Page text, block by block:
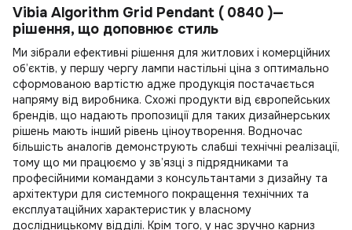
Vibia Algorithm Grid Pendant ( 0840 )—
рішення, що доповнює стиль
Ми зібрали ефективні рішення для житлових і комерційних
об’єктів, у першу чергу лампи настільні ціна з оптимально
сформованою вартістю адже продукція постачається
напряму від виробника. Схожі продукти від європейських
брендів, що надають пропозиції для таких дизайнерських
рішень мають інший рівень ціноутворення. Водночас
більшість аналогів демонструють слабші технічні реалізації,
тому що ми працюємо у зв’язці з підрядниками та
професійними командами з консультантами з дизайну та
архітектури для системного покращення технічних та
експлуатаційних характеристик у власному
дослідницькому відділі. Крім того, у нас зручно карниз